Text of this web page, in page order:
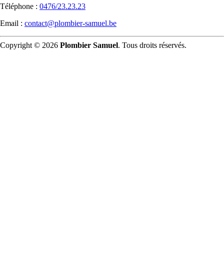
Téléphone : 0476/23.23.23
Email : contact@plombier-samuel.be
Copyright © 2026 Plombier Samuel. Tous droits réservés.